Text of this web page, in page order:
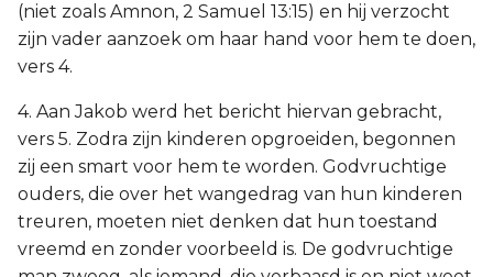
(niet zoals Amnon, 2 Samuel 13:15) en hij verzocht
zijn vader aanzoek om haar hand voor hem te doen,
vers 4.
4. Aan Jakob werd het bericht hiervan gebracht,
vers 5. Zodra zijn kinderen opgroeiden, begonnen
zij een smart voor hem te worden. Godvruchtige
ouders, die over het wangedrag van hun kinderen
treuren, moeten niet denken dat hun toestand
vreemd en zonder voorbeeld is. De godvruchtige